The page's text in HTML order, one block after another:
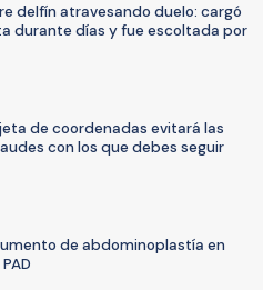
delfín atravesando duelo: cargó
durante días y fue escoltada por
de coordenadas evitará las
con los que debes seguir
de abdominoplastía en